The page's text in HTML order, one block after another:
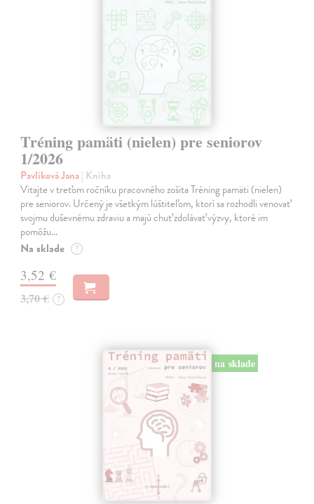
Tréning pamäti (nielen) pre seniorov
1/2026
Pavlíková Jana| Kniha
Vitajte v treťom ročníku pracovného zošita Tréning pamäti (nielen)
pre seniorov. Určený je všetkým lúštiteľom, ktorí sa rozhodli venovať
svojmu duševnému zdraviu a majú chuť zdolávať výzvy, ktoré im
pomôžu…
Na sklade ?
3,52 €
3,70 € ?
na sklade